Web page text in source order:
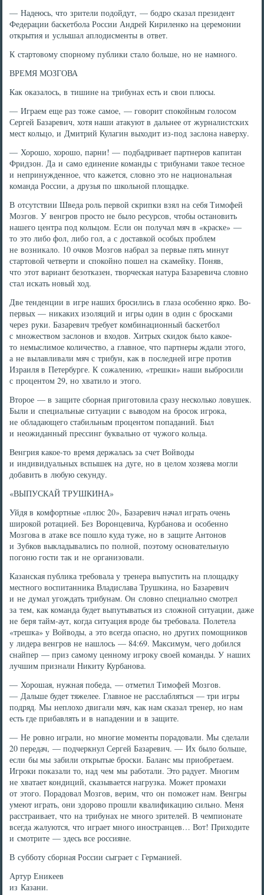
— Надеюсь, что зрители подойдут, — бодро сказал президент
Федерации баскетбола России Андрей Кириленко на церемонии
открытия и услышал аплодисменты в ответ.
К стартовому спорному публики стало больше, но не намного.
ВРЕМЯ МОЗГОВА
Как оказалось, в тишине на трибунах есть и свои плюсы.
— Играем еще раз тоже самое, — говорит спокойным голосом
Сергей Базаревич, хотя наши атакуют в дальнее от журналистских
мест кольцо, и Дмитрий Кулагин выходит из-под заслона наверху.
— Хорошо, хорошо, парни! — подбадривает партнеров капитан
Фридзон. Да и само единение команды с трибунами такое тесное
и непринужденное, что кажется, словно это не национальная
команда России, а друзья по школьной площадке.
В отсутствии Шведа роль первой скрипки взял на себя Тимофей
Мозгов. У венгров просто не было ресурсов, чтобы остановить
нашего центра под кольцом. Если он получал мяч в «краске» —
то это либо фол, либо гол, а с доставкой особых проблем
не возникало. 10 очков Мозгов набрал за первые пять минут
стартовой четверти и спокойно пошел на скамейку. Поняв,
что этот вариант безотказен, творческая натура Базаревича словно
стал искать новый ход.
Две тенденции в игре наших бросились в глаза особенно ярко. Во-
первых — никаких изоляций и игры один в один с бросками
через руки. Базаревич требует комбинационный баскетбол
с множеством заслонов и входов. Хитрых скидок было какое-
то немыслимое количество, а главное, что партнеры ждали этого,
а не вылавливали мяч с трибун, как в последней игре против
Израиля в Петербурге. К сожалению, «трешки» наши выбросили
с процентом 29, но хватило и этого.
Второе — в защите сборная приготовила сразу несколько ловушек.
Были и специальные ситуации с выводом на бросок игрока,
не обладающего стабильным процентом попаданий. Был
и неожиданный прессинг буквально от чужого кольца.
Венгрия какое-то время держалась за счет Войводы
и индивидуальных вспышек на дуге, но в целом хозяева могли
добавить в любую секунду.
«ВЫПУСКАЙ ТРУШКИНА»
Уйдя в комфортные «плюс 20», Базаревич начал играть очень
широкой ротацией. Без Воронцевича, Курбанова и особенно
Мозгова в атаке все пошло куда туже, но в защите Антонов
и Зубков выкладывались по полной, поэтому основательную
погоню гости так и не организовали.
Казанская публика требовала у тренера выпустить на площадку
местного воспитанника Владислава Трушкина, но Базаревич
и не думал угождать трибунам. Он словно специально смотрел
за тем, как команда будет выпутываться из сложной ситуации, даже
не беря тайм-аут, когда ситуация вроде бы требовала. Полетела
«трешка» у Войводы, а это всегда опасно, но других помощников
у лидера венгров не нашлось — 84:69. Максимум, чего добился
снайпер — приз самому ценному игроку своей команды. У наших
лучшим признали Никиту Курбанова.
— Хорошая, нужная победа, — отметил Тимофей Мозгов.
— Дальше будет тяжелее. Главное не расслабляться — три игры
подряд. Мы неплохо двигали мяч, как нам сказал тренер, но нам
есть где прибавлять и в нападении и в защите.
— Не ровно играли, но многие моменты порадовали. Мы сделали
20 передач, — подчеркнул Сергей Базаревич. — Их было больше,
если бы мы забили открытые броски. Баланс мы приобретаем.
Игроки показали то, над чем мы работали. Это радует. Многим
не хватает кондиций, сказывается нагрузка. Может промахи
от этого. Порадовал Мозгов, верим, что он поможет нам. Венгры
умеют играть, они здорово прошли квалификацию сильно. Меня
расстраивает, что на трибунах не много зрителей. В чемпионате
всегда жалуются, что играет много иностранцев… Вот! Приходите
и смотрите — здесь все россияне.
В субботу сборная России сыграет с Германией.
Артур Еникеев
из Казани.